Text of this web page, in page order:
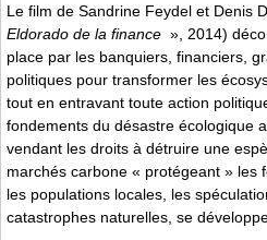
Le film de Sandrine Feydel et Denis
Eldorado de la finance », 2014)
place par les banquiers, financiers,
politiques pour transformer les
tout en entravant toute action
fondements du désastre écologique
vendant les droits à détruire une
marchés carbone « protégeant » les
les populations locales, les
catastrophes naturelles, se